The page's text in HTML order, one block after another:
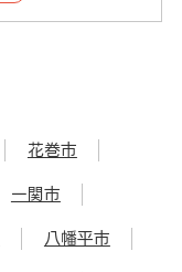
花巻市
一関市
八幡平市